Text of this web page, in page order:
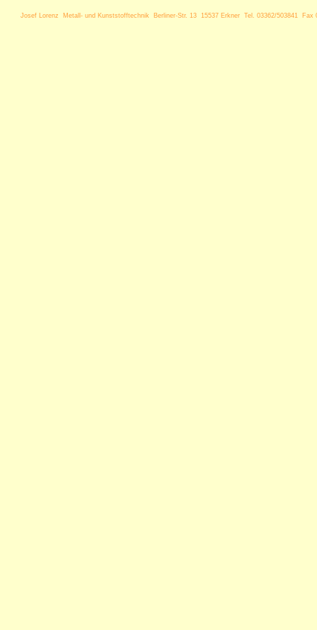
Josef Lorenz Metall- und Kunststofftechnik Berliner-Str. 13 15537 Erkner Tel. 03362/503841 Fax